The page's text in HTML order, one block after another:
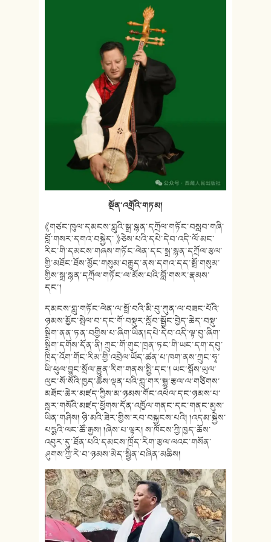
སྔོན་འགྲོའི་གཏམ།
《གཙང་ཁུལ་དམངས་གླུའི་སྒྲ་སྙན་དཀྲོལ་གཏོང་བསླབ་གཞི་
བློ་གསར་དགའ་བསྐྱེད་ 》ཅེས་པའི་དཔེ་དེབ་འདི་ལོ་མང་
རིང་གི་དམངས་གཞས་གཏོང་ལེན་དང་སྒྲ་སྙན་དཀྲོལ་རྩལ་
གྱི་མཐོང་ཐོས་མྱོང་གསུམ་བརྒྱུད་ནས་དགའ་དད་སྤྲོ་གསུམ་
གྱིས་སྒྲ་སྙན་དཀྲོལ་གཏོང་ལ་མོས་པའི་བློ་གསར་རྣམས་
དང་།
དམངས་གླུ་གཏོང་ལེན་ལ་སྤྲོ་བའི་མི་བུ་ཀུན་ལ་བཟང་པོའི་
ཉམས་མྱོང་སྤེལ་བ་དང་གོ་བསྡུར་སློབ་སྦྱོང་བྱེད་ཆེད་བསྡུ་
སྒྲིག་ནན་ཏན་བགྱིས་པ་ཞིག་ཡིན།དཔེ་དེབ་འདི་ལྟ་བུ་ཞིག་
སྒྲིག་དགོས་དོན་ནི། ཀྲུང་གོ་གུང་ཁྲན་ཏང་གི་ཡང་དག་དབུ་
ཁྲིད་འོག་གོང་རིམ་གྱི་འབྲེལ་ཡོད་ཚན་པ་ཁག་ནས་ཀྲུང་ཧྭ་
ཡི་ཕུལ་བྱུང་སྲོལ་རྒྱུན་རིག་གནས་སྤྱི་དང་། ཡང་སྒོས་ཡུལ་
ལུང་སོ་སོའི་ཁྱད་ཆོས་ལྡན་པའི་གླུ་གར་སྒྱུ་རྩལ་ལ་གཙིགས་
མཐོང་ཆེར་མཛད་ཀྱིས་མ་ཉམས་གོང་འཕེལ་དང་ཉམས་པ་
སླར་གསོའི་མཛད་ཕྱོགས་དོན་འཁྱོལ་གནང་དང་གནང་མུས་
ཡིན་གཤིས། ཉི་མའི་ཟེར་གྱིས་རབ་བསྐྱངས་པའི། །འདམ་སྐྱེས་
པདྨའི་ལང་ཚོ་རྒྱས། །ཞེས་པ་ལྟར། ས་ཁོངས་ཀྱི་ཁྱད་ཆོས་
འབུར་དུ་ཐོན་པའི་དམངས་ཁྲོད་རིག་རྩལ་ལའང་གསོན་
ཤུགས་ཀྱི་རེ་བ་ཉམས་མེད་སྦྱིན་བཞིན་མཆིས།